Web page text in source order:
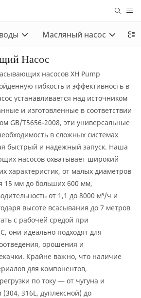
Масляный насос
Насос
насосов XH Pump
гибкость и эффективность в
устанавливается над источником
и изготовленные в соответствии
GB/T5656-2008, эти универсальные
в сложных системах
быстрый и надежный запуск. Наша
насосов охватывает широкий
характеристик, от малых диаметров
15 мм до больших 600 мм,
от 1,1 до 8000 м³/ч и
высоте всасывания до 7 метров
с рабочей средой при
они идеально подходят для
орошения и
Крайне важно, что наличие
для компонентов,
по току — от чугуна и
316L, дуплексной) до